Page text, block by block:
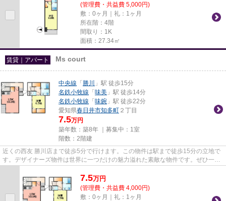
(管理費・共益費 5,000円)
敷：0ヶ月｜礼：1ヶ月
所在階：4階
間取り：1K
面積：27.34㎡
賃貸｜アパート Ms court
中央線 「 勝川
」駅 徒歩15分
名鉄小牧線 「 味美 」駅 徒歩14分
名鉄小牧線 「 味鋺 」駅 徒歩22分
愛知県春日井市知多町 ２丁目
7.5万円
築年数：築8年 ｜募集中： 1室
階数：2階建
近くの西友 勝川店まで徒歩5分で行けます。この物件は駅まで徒歩15分の立地で
す。デザイナーズ物件は世界に一つだけの魅力溢れた素敵な物件です。ぜひ一度
7.5万円
(管理費・共益費 4,000円)
敷：0ヶ月｜礼：1ヶ月